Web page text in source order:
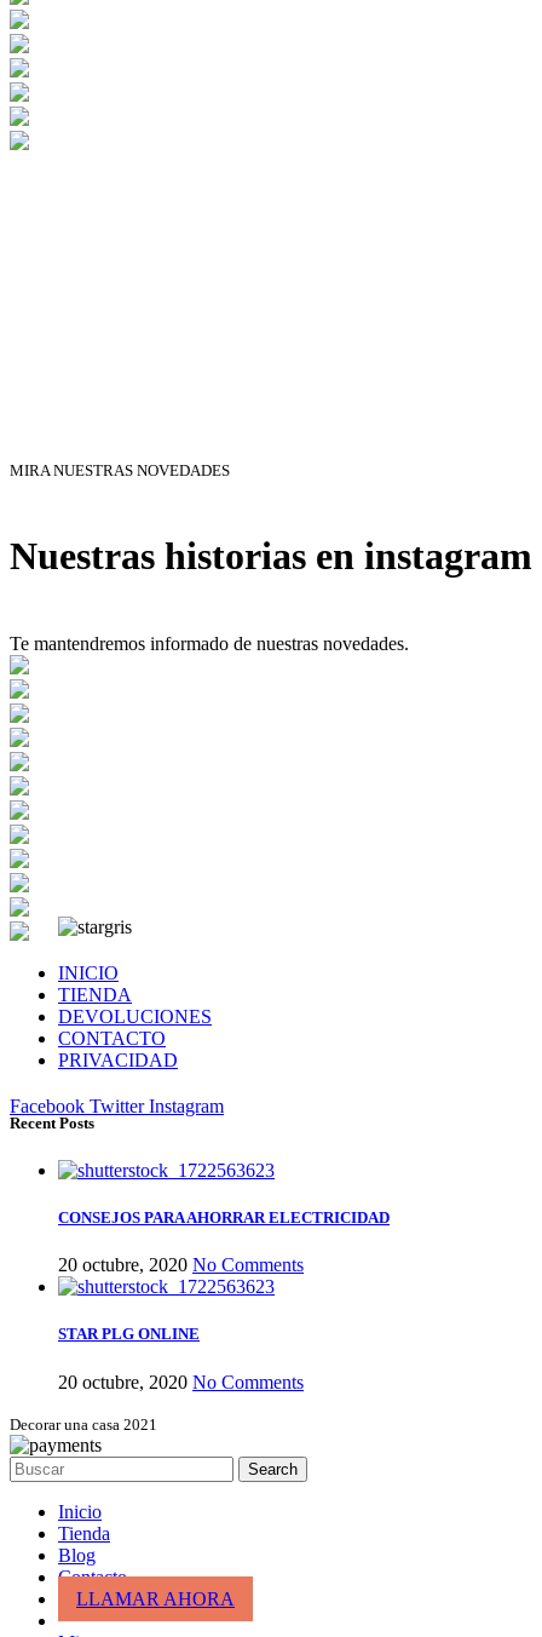
MIRA NUESTRAS NOVEDADES
Nuestras historias en instagram
Te mantendremos informado de nuestras novedades.
INICIO
TIENDA
DEVOLUCIONES
CONTACTO
PRIVACIDAD
Facebook Twitter Instagram
Recent Posts
CONSEJOS PARA AHORRAR ELECTRICIDAD
20 octubre, 2020 No Comments
STAR PLG ONLINE
20 octubre, 2020 No Comments
Decorar una casa 2021
Search
Inicio
Tienda
Blog
Contacto
LLAMAR AHORA